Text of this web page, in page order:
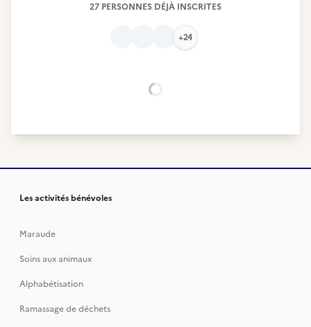
27 PERSONNES DÉJÀ INSCRITES
+24
Les activités bénévoles
Maraude
Soins aux animaux
Alphabétisation
Ramassage de déchets